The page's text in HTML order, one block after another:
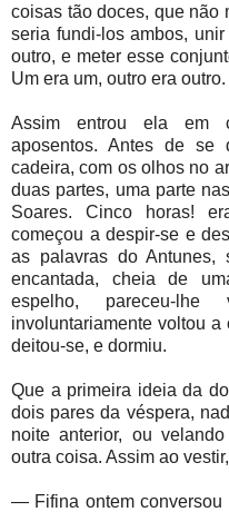
coisas tão doces, que não
seria fundi-los ambos,
outro, e meter esse
Um era um, outro era
Assim entrou ela em
aposentos. Antes de se
cadeira, com os olhos no
duas partes, uma parte
Soares. Cinco horas!
começou a despir-se e
as palavras do Antunes,
encantada, cheia de
espelho, pareceu-
involuntariamente voltou a
deitou-se, e dormiu.
Que a primeira ideia da
dois pares da véspera,
noite anterior, ou
outra coisa. Assim ao
— Fifina ontem conversou